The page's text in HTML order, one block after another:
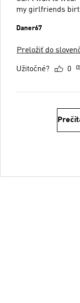
my girlfriends
Daner67
Preložiť do
Užitočné? 0